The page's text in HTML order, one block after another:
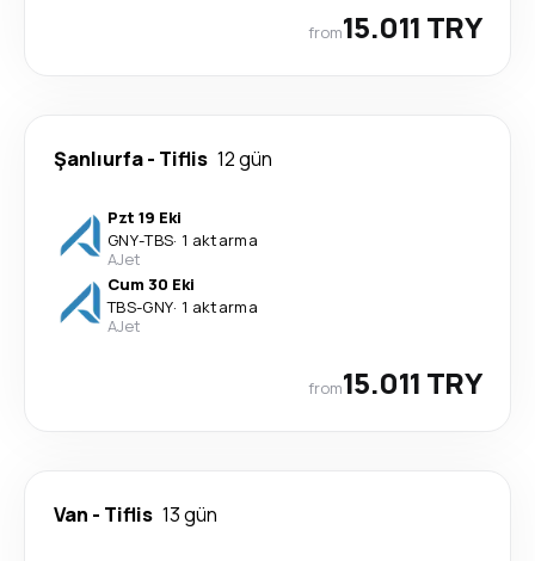
from15.011 TRY
Şanlıurfa- Tiflis 12 gün
Pzt 19 Eki
GNY-TBS· 1 aktarma
AJet
Cum 30 Eki
TBS-GNY· 1 aktarma
AJet
from15.011 TRY
Van - Tiflis 13 gün